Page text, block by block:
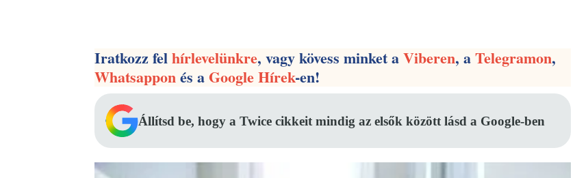
Iratkozz felhírlevelünkre, vagy kövess minket aViberen, aTelegramon,
Whatsapponés aGoogle Hírek-en!
Állítsd be, hogy a Twice cikkeit mindig az elsők között lásd a Google-ben